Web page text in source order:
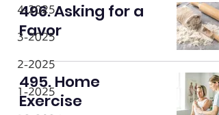
4-2025
3-2025
2-2025
1-2025
496. Asking for a
Favor
495. Home
Exercise